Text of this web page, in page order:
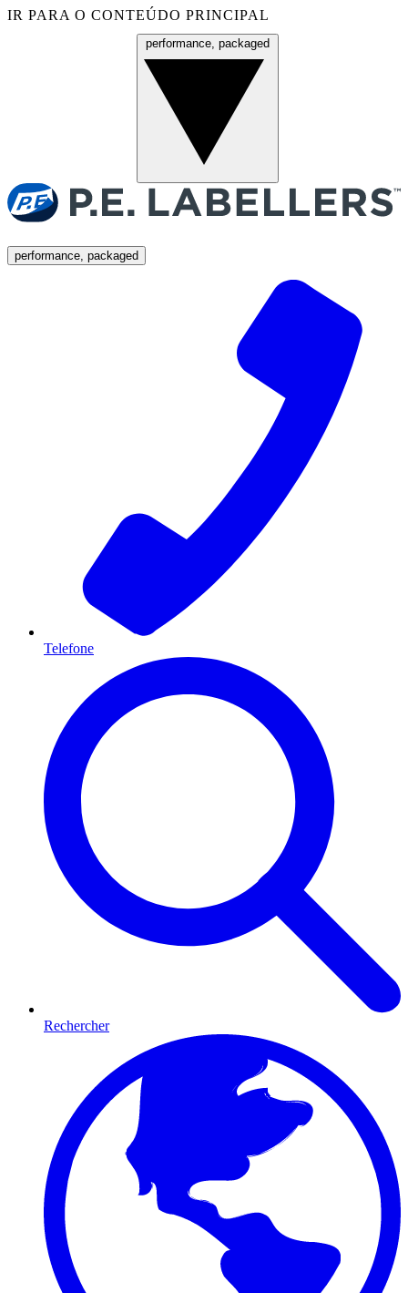
IR PARA O CONTEÚDO PRINCIPAL
performance, packaged
performance, packaged
Telefone
Rechercher